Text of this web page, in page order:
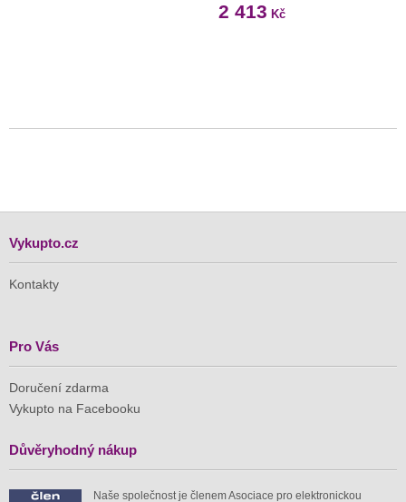
2 413 Kč
Vykupto.cz
Kontakty
Pro Vás
Doručení zdarma
Vykupto na Facebooku
Důvěryhodný nákup
Naše společnost je členem Asociace pro elektronickou